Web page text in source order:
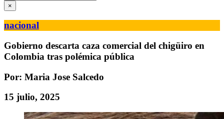
×
nacional
Gobierno descarta caza comercial del chigüiro en
Colombia tras polémica pública
Por: Maria Jose Salcedo
15 julio, 2025